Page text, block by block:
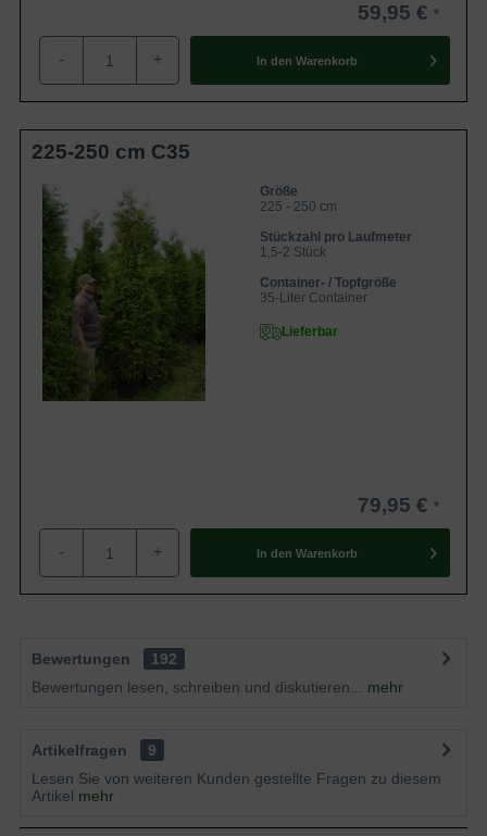
59,95 €
- + In den Warenkorb
225-250 cm C35
Größe
225 - 250 cm
Stückzahl pro Laufmeter
1,5-2 Stück
Container- / Topfgröße
35-Liter Container
Lieferbar
79,95 €
- + In den Warenkorb
Bewertungen
192
Bewertungen lesen, schreiben und diskutieren...
mehr
Artikelfragen
9
Lesen Sie von weiteren Kunden gestellte Fragen zu diesem
Artikel mehr